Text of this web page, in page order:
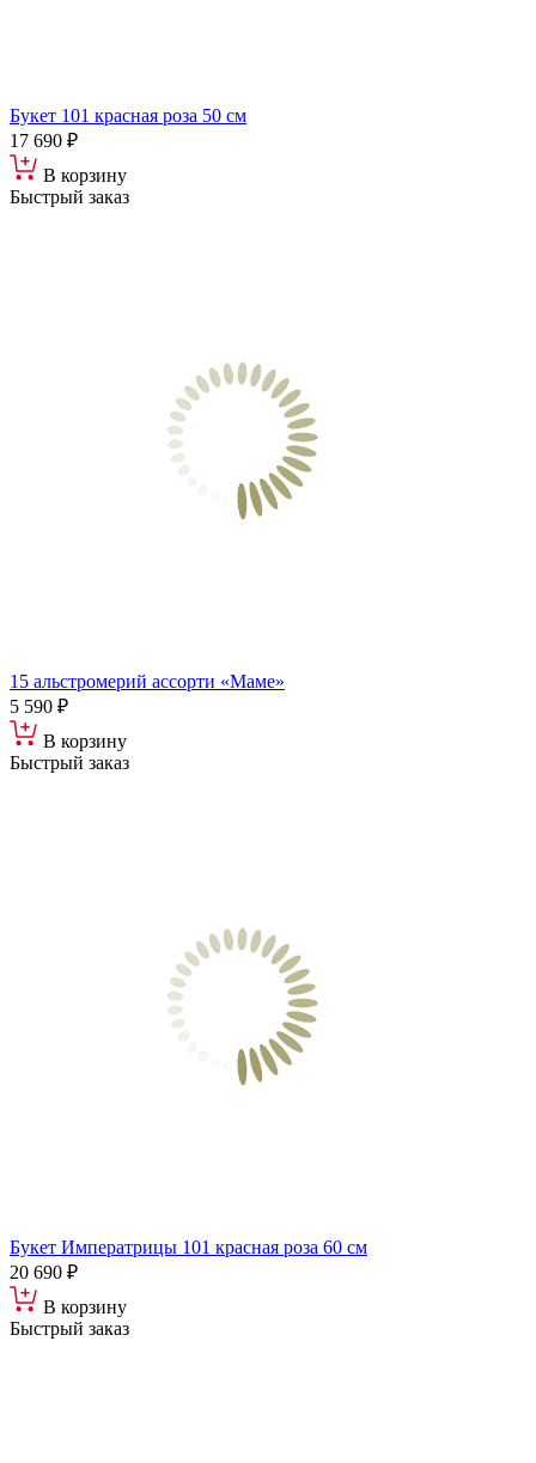
Букет 101 красная роза 50 см
17 690 ₽
В корзину
Быстрый заказ
15 альстромерий ассорти «Маме»
5 590 ₽
В корзину
Быстрый заказ
Букет Императрицы 101 красная роза 60 см
20 690 ₽
В корзину
Быстрый заказ